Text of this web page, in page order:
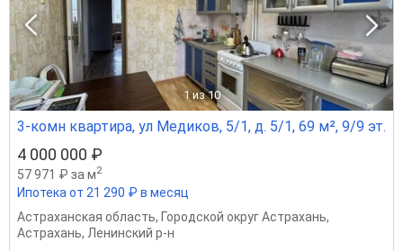
1 из 10
3-комн квартира, ул Медиков, 5/1, д. 5/1, 69 м², 9/9 эт.
4 000 000 ₽
57 971 ₽ за м2
Ипотека от 21 290 ₽ в месяц
Астраханская область, Городской округ Астрахань,
Астрахань, Ленинский р-н